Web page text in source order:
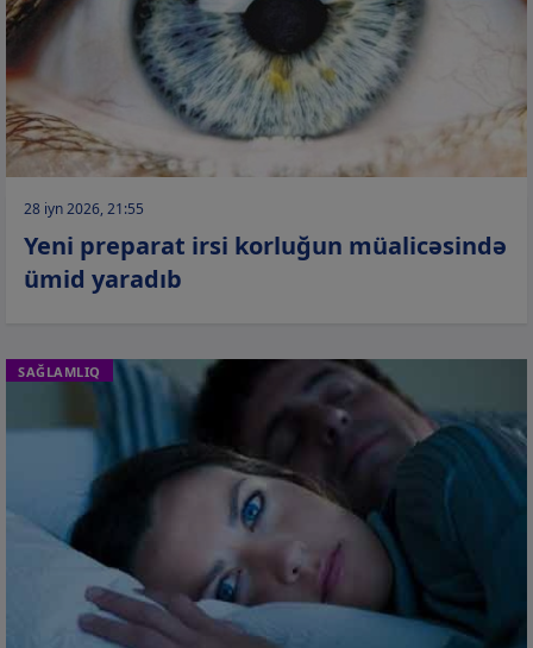
28 iyn 2026, 21:55
Yeni preparat irsi korluğun müalicəsində
ümid yaradıb
SAĞLAMLIQ